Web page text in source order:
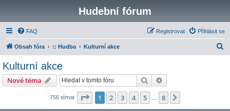
Hudební fórum
FAQ Přihlásit se
Registrovat
Obsah fóra :: Hudba Kulturní akce
Kulturní akce
Nové téma Hledat
756 témat Stránka z
1 2 3 4 5 8